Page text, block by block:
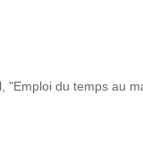
"Emploi du temps au